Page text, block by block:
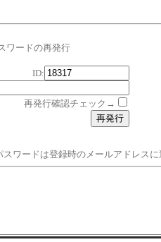
ワードの再発行
ID:
再発行確認チェック→
ワードは登録時のメールアドレスに